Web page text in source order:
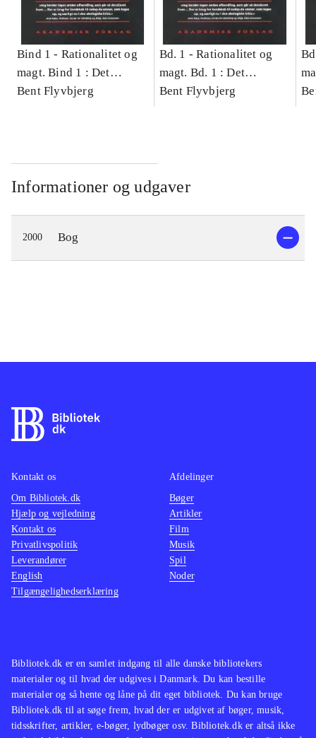
Bind 1 - Rationalitet og
magt. Bind 1 : Det
konkretes videnskab
Bent Flyvbjerg
Bd. 1 -Rationalitet og
magt. Bd. 1 : Det
konkretes videnskab
Bent Flyvbjerg
Informationer og udgaver
2000 Bog
Bibliotek.dk er en samlet indgang til alle danske bibliotekers
materialer og til hvad der udgives i Danmark. Du kan bestille
materialer og så hente og låne på dit eget bibliotek. Du kan bruge
Bibliotek.dk til at søge frem, hvad der er udgivet af bøger, musik,
tidsskrifter, artikler, e-bøger, lydbøger osv. Bibliotek.dk er altså ikke
Kontakt os
Om Bibliotek.dk
Hjælp og vejledning
Kontakt os
Privatlivspolitik
Leverandører
English
Tilgængelighedserklæring
Afdelinger
Bøger
Artikler
Film
Musik
Spil
Noder